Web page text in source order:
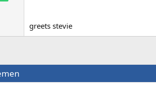
greets stevie